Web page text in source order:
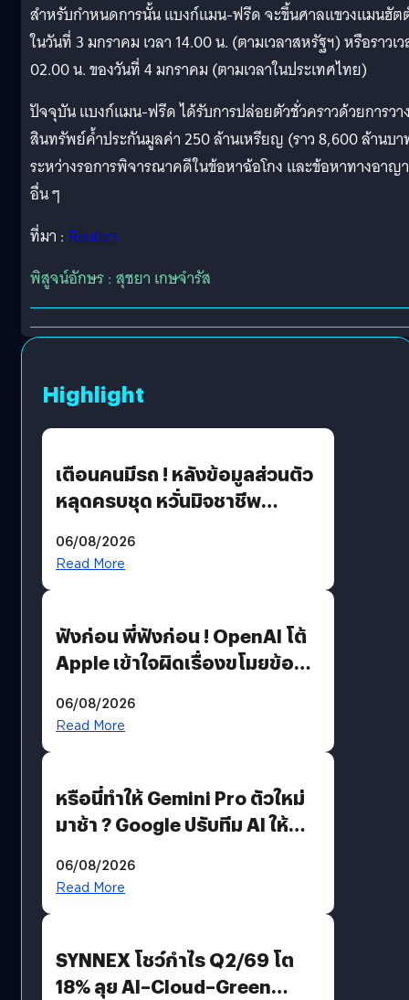
สำหรับกำหนดการนั้น แบงก์แมน-ฟรีด จะขึ้นศาลแขวงแมนฮั
ในวันที่ 3 มกราคม เวลา 14.00 น. (ตามเวลาสหรัฐฯ) หรือราวเ
02.00 น. ของวันที่ 4 มกราคม (ตามเวลาในประเทศไทย)
ปัจจุบัน แบงก์แมน-ฟรีด ได้รับการปล่อยตัวชั่วคราวด้วยการวา
สินทรัพย์ค้ำประกันมูลค่า 250 ล้านเหรียญ (ราว 8,600 ล้านบ
ระหว่างรอการพิจารณาคดีในข้อหาฉ้อโกง และข้อหาทางอาญา
อื่น ๆ
ที่มา : Reuters
พิสูจน์อักษร : สุชยา เกษจำรัส
Highlight
เตือนคนมีรถ ! หลังข้อมูลส่วนตัว
หลุดครบชุด หวั่นมิจชาชีพ
รหัสผ่านหลุด ไม่ใช่แฮ็กเกอร์
06/08/2026
Read More
ฟังก่อน พี่ฟังก่อน ! OpenAI โต้
Apple เข้าใจผิดเรื่องขโมยข้อมูล
06/08/2026
Read More
หรือนี่ทำให้ Gemini Pro ตัวใหม่
มาช้า ? Google ปรับทีม AI ให้
AGI
06/08/2026
Read More
SYNNEX โชว์กำไร Q2/69 โต
18% ลุย AI–Cloud–Green